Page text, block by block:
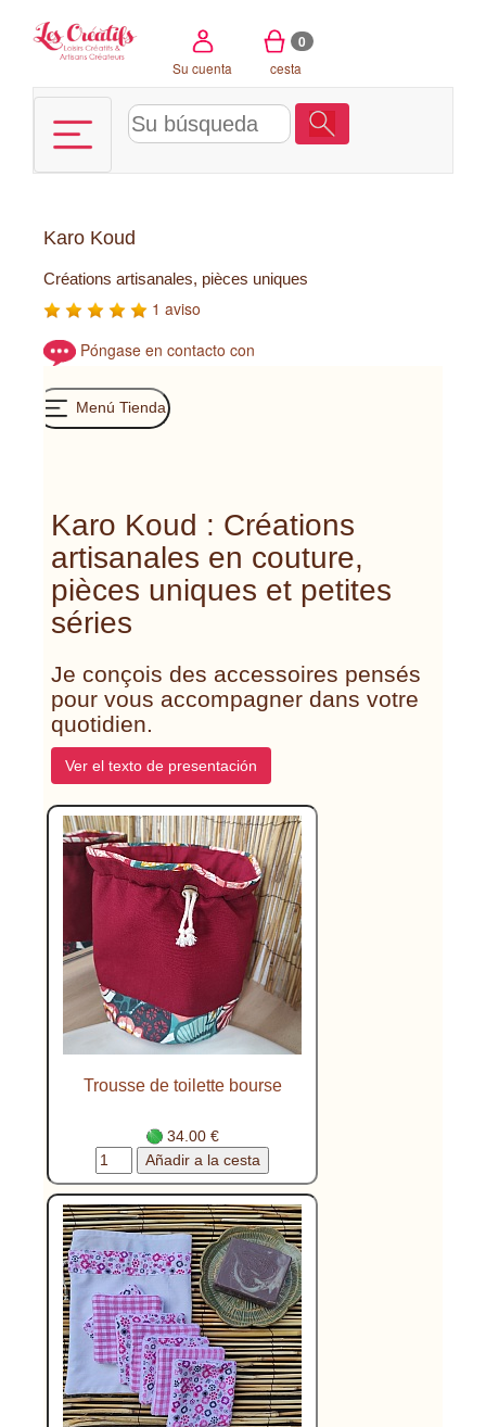
Su cuenta
0
cesta
Karo Koud
Créations artisanales, pièces uniques
1 aviso
Póngase en contacto con
Menú Tienda
Karo Koud : Créations
artisanales en couture,
pièces uniques et petites
séries
Je conçois des accessoires pensés
pour vous accompagner dans votre
quotidien.
Ver el texto de presentación
Trousse de toilette bourse
34.00 €